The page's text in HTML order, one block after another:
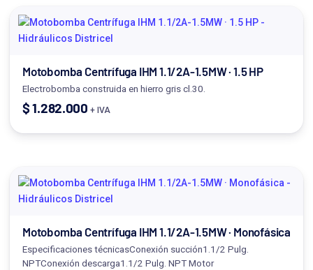
Motobomba Centrífuga IHM 1.1/2A-1.5MW · 1.5 HP
Electrobomba construida en hierro gris cl.30.
$1.282.000 + IVA
Motobomba Centrífuga IHM 1.1/2A-1.5MW · Monofásica
Especificaciones técnicasConexión succión1.1/2 Pulg.
NPTConexión descarga1.1/2 Pulg. NPT Motor